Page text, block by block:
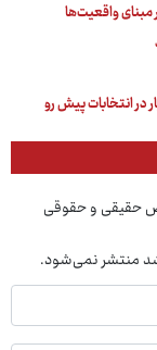
در انتخابات پیش رو
حقیقی و حقوقی
منتشر نمی‌شود.